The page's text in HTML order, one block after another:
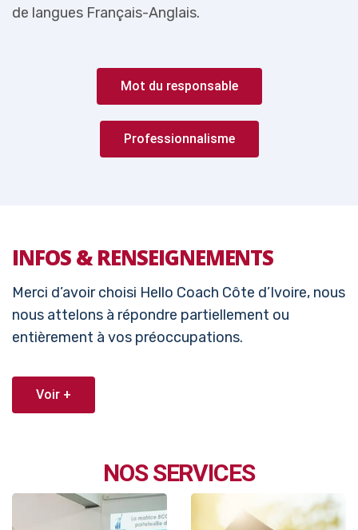
de langues Français-Anglais.
Mot du responsable
Professionnalisme
INFOS & RENSEIGNEMENTS
Merci d’avoir choisi Hello Coach Côte d’Ivoire, nous
nous attelons à répondre partiellement ou
entièrement à vos préoccupations.
Voir +
NOS SERVICES